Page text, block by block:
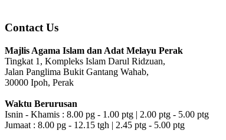
Contact Us
Majlis Agama Islam dan Adat Melayu Perak
Tingkat 1, Kompleks Islam Darul Ridzuan,
Jalan Panglima Bukit Gantang Wahab,
30000 Ipoh, Perak
Waktu Berurusan
Isnin - Khamis : 8.00 pg - 1.00 ptg | 2.00 ptg - 5.00 ptg
Jumaat : 8.00 pg - 12.15 tgh | 2.45 ptg - 5.00 ptg